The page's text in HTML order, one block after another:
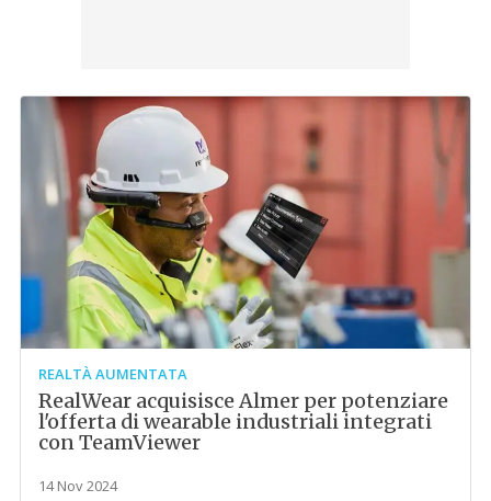
REALTÀ AUMENTATA
RealWear acquisisce Almer per potenziare
l'offerta di wearable industriali integrati
con TeamViewer
14 Nov 2024